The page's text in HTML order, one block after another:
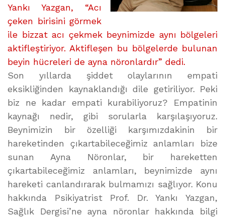
Yankı Yazgan, “Acı
çeken birisini görmek
ile bizzat acı çekmek beynimizde aynı bölgeleri
aktifleştiriyor. Aktifleşen bu bölgelerde bulunan
beyin hücreleri de ayna nöronlardır” dedi.
Son yıllarda şiddet olaylarının empati
eksikliğinden kaynaklandığı dile getiriliyor. Peki
biz ne kadar empati kurabiliyoruz? Empatinin
kaynağı nedir, gibi sorularla karşılaşıyoruz.
Beynimizin bir özelliği karşımızdakinin bir
hareketinden çıkartabileceğimiz anlamları bize
sunan Ayna Nöronlar, bir hareketten
çıkartabileceğimiz anlamları, beynimizde aynı
hareketi canlandırarak bulmamızı sağlıyor. Konu
hakkında Psikiyatrist Prof. Dr. Yankı Yazgan,
Sağlık Dergisi’ne ayna nöronlar hakkında bilgi